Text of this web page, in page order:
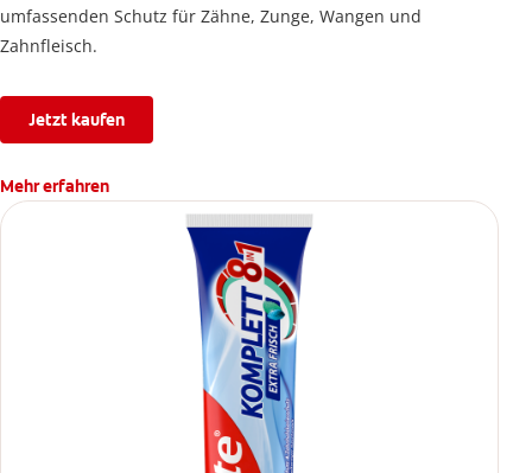
umfassenden Schutz für Zähne, Zunge, Wangen und
Zahnfleisch.
Jetzt kaufen
Mehr erfahren